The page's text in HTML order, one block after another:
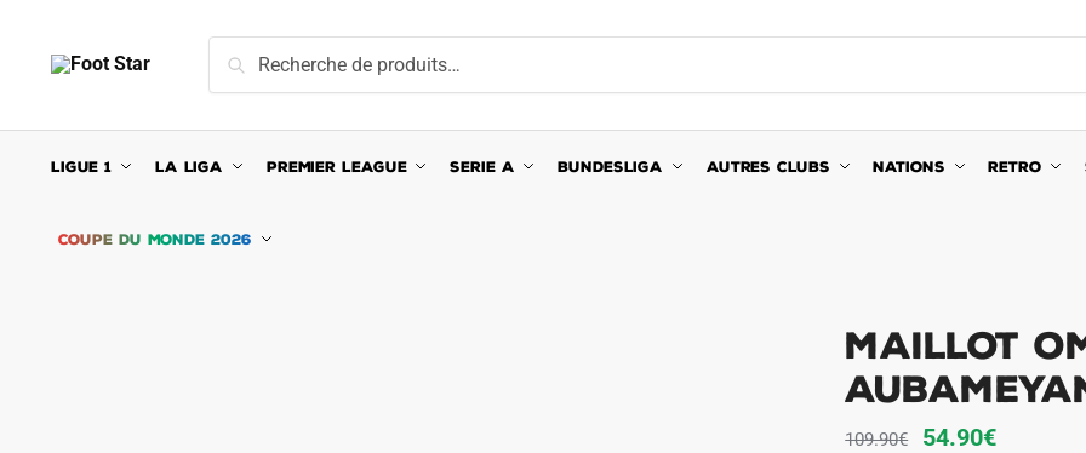
navigation
content
pour :
Recherche
LIGUE 1 LA LIGA PREMIER LEAGUE SERIE A BUNDESLIGA AUTRES CLUBS NATIONS RETRO
COUPE DU MONDE 2026
Maillot
109.90€
Le
54.90€Le